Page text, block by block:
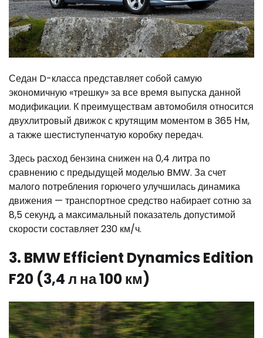
Седан D-класса представляет собой самую
экономичную «трешку» за все время выпуска данной
модификации. К преимуществам автомобиля относится
двухлитровый движок с крутящим моментом в 365 Нм,
а также шестиступенчатую коробку передач.
Здесь расход бензина снижен на 0,4 литра по
сравнению с предыдущей моделью BMW. За счет
малого потребления горючего улучшилась динамика
движения — транспортное средство набирает сотню за
8,5 секунд, а максимальный показатель допустимой
скорости составляет 230 км/ч.
3. BMW Efficient Dynamics Edition
F20 (3,4 л на 100 км)